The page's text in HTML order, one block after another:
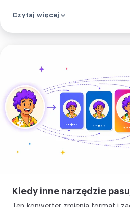
Możesz to potwierdzić w panelu
Czytaj więcej
Kiedy inne narzędzie